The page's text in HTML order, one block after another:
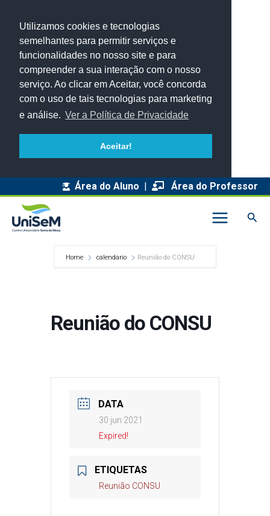
Utilizamos cookies e tecnologias
semelhantes para permitir serviços e
funcionalidades no nosso site e para
compreender a sua interação com o nosso
serviço. Ao clicar em Aceitar, você concorda
com o uso de tais tecnologias para marketing
e análise. Ver a Política de Privacidade
Aceitar!
Área do Aluno | Área do Professor
Home calendario Reunião do CONSU
Reunião do CONSU
DATA
30 jun 2021
Expired!
ETIQUETAS
Reunião CONSU